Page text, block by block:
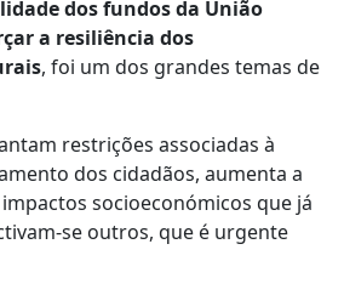
dos fundos da União
a resiliência dos
, foi um dos grandes temas de
restrições associadas à
dos cidadãos, aumenta a
socioeconómicos que já
se outros, que é urgente